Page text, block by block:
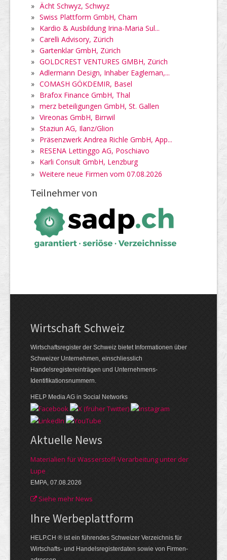
» Ächt Schwyz, Schwyz
» Swiss Plattform GmbH, Cham
» Kardio & Ausbildung Irina-Maria Sul...
» Carelli Advisory, Zürich
» Gartenklar GmbH, Zürich
» GOLDCREST VENTURES GMBH, Zürich
» Adlermann Design, Inhaber Eagleman,...
» COMASH GÖKDEMIR, Basel
» Brafox Finance GmbH, Thal
» merz beteiligungen GmbH, St. Gallen
» Vireonas GmbH, Birrwil
» Staziun AG, Ilanz/Glion
» Präsenzwerk Andrea Richle GmbH, App...
» RESENA Lettinggo AG, Poschiavo
» Karli Consult GmbH, Lenzburg
» Weitere neue Firmen vom 07.08.2026
Teilnehmer von
Wirtschaft Schweiz
Wirtschaftsregister der Schweiz bietet Informationen über
Schweizer Unternehmen, einschliesslich
Handelsregistereinträgen und Unternehmens-
Identifikationsnummern.
HELP Media AG in Social Networks
Aktuelle News
Materialien für Wasserstoff-Verarbeitung unter der
Lupe
EMPA, 07.08.2026
Siehe mehr News
Ihre Werbe­plattform
HELP.CH ® ist ein führendes Schweizer Verzeichnis für
Wirtschafts- und Handelsregisterdaten sowie von Firmen­